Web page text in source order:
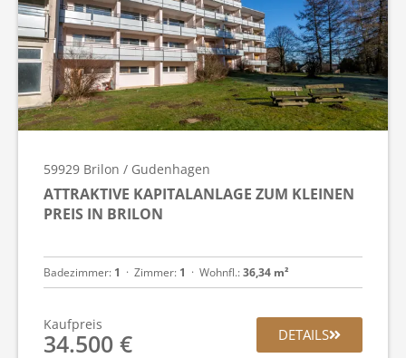
59929 Brilon / Gudenhagen
ATTRAKTIVE KAPITALANLAGE ZUM KLEINEN
PREIS IN BRILON
Badezimmer: 1 · Zimmer: 1 · Wohnfl.:36,34 m²
Kaufpreis
34.500 € DETAILS